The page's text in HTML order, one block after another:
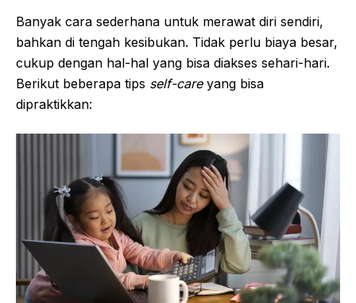
Banyak cara sederhana untuk merawat diri sendiri,
bahkan di tengah kesibukan. Tidak perlu biaya besar,
cukup dengan hal-hal yang bisa diakses sehari-hari.
Berikut beberapa tips self-careyang bisa
dipraktikkan: